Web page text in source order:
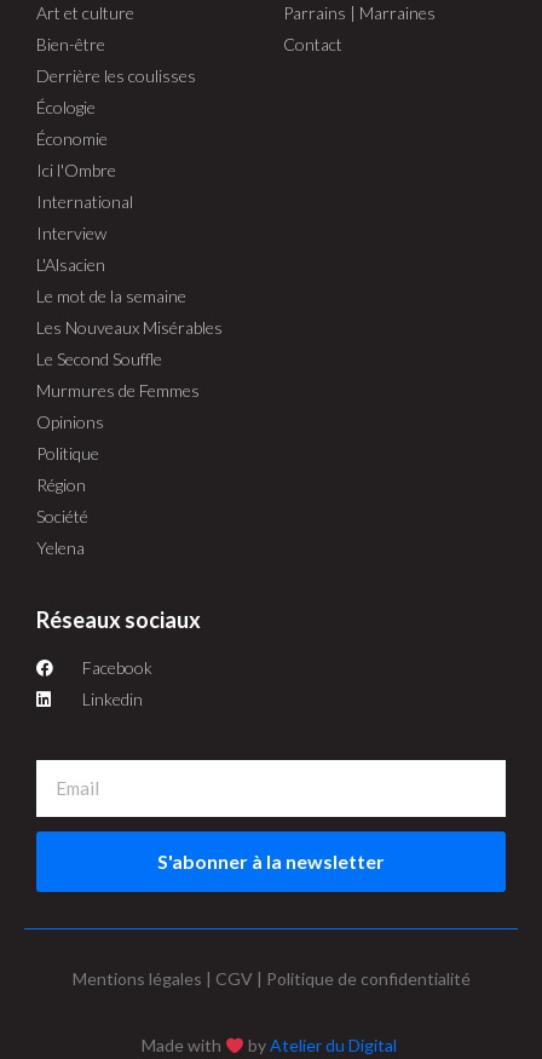
Art et culture
Bien-être
Derrière les coulisses
Écologie
Économie
Ici l'Ombre
International
Interview
L'Alsacien
Le mot de la semaine
Les Nouveaux Misérables
Le Second Souffle
Murmures de Femmes
Opinions
Politique
Région
Société
Yelena
Parrains | Marraines
Contact
Réseaux sociaux
Facebook
Linkedin
S'abonner à la newsletter
Made with byAtelier du Digital
Mentions légales | CGV | Politique de confidentialité